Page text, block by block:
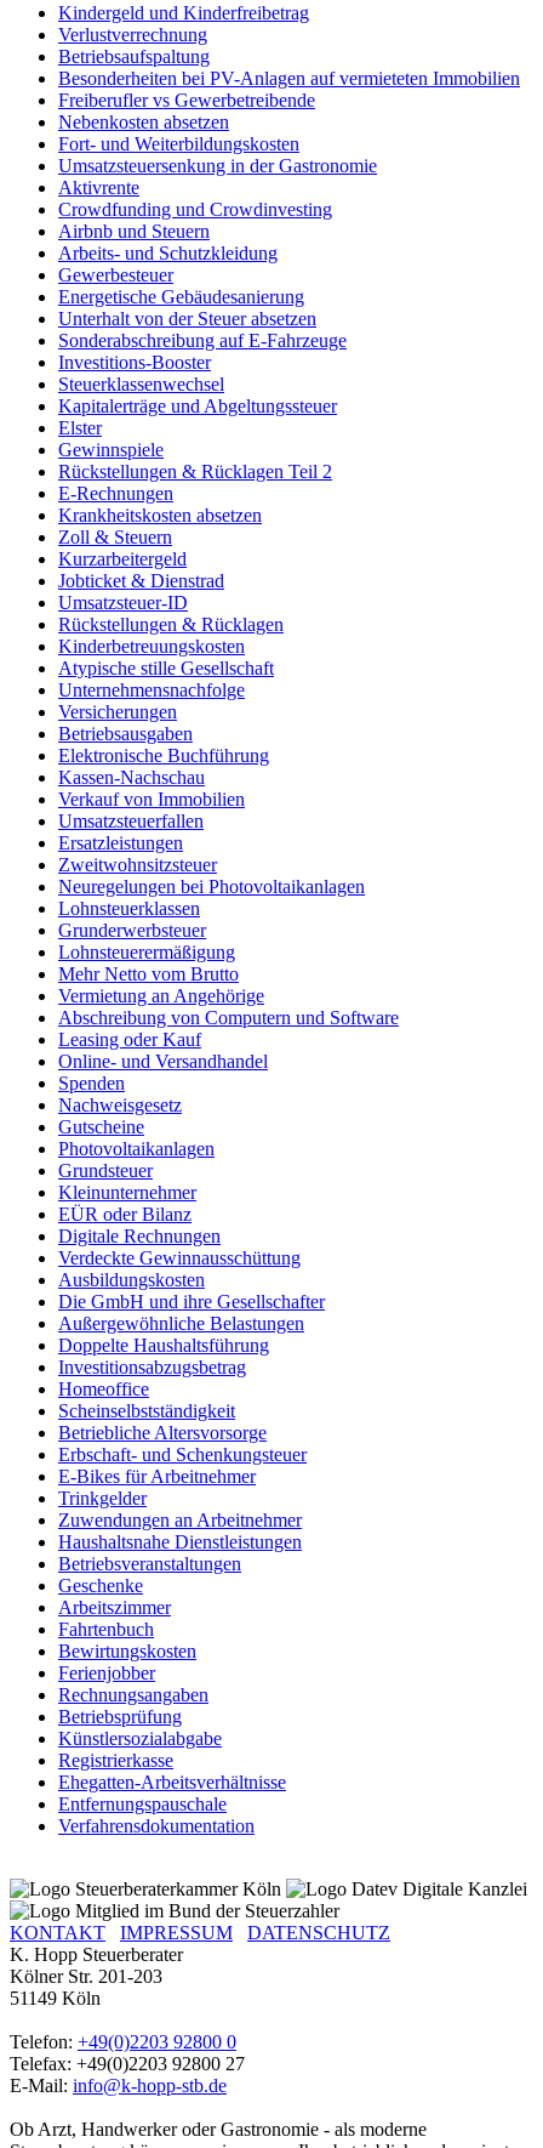
Kindergeld und Kinderfreibetrag
Verlustverrechnung
Betriebsaufspaltung
Besonderheiten bei PV-Anlagen auf vermieteten Immobilien
Freiberufler vs Gewerbetreibende
Nebenkosten absetzen
Fort- und Weiterbildungskosten
Umsatzsteuersenkung in der Gastronomie
Aktivrente
Crowdfunding und Crowdinvesting
Airbnb und Steuern
Arbeits- und Schutzkleidung
Gewerbesteuer
Energetische Gebäudesanierung
Unterhalt von der Steuer absetzen
Sonderabschreibung auf E-Fahrzeuge
Investitions-Booster
Steuerklassenwechsel
Kapitalerträge und Abgeltungssteuer
Elster
Gewinnspiele
Rückstellungen & Rücklagen Teil 2
E-Rechnungen
Krankheitskosten absetzen
Zoll & Steuern
Kurzarbeitergeld
Jobticket & Dienstrad
Umsatzsteuer-ID
Rückstellungen & Rücklagen
Kinderbetreuungskosten
Atypische stille Gesellschaft
Unternehmensnachfolge
Versicherungen
Betriebsausgaben
Elektronische Buchführung
Kassen-Nachschau
Verkauf von Immobilien
Umsatzsteuerfallen
Ersatzleistungen
Zweitwohnsitzsteuer
Neuregelungen bei Photovoltaikanlagen
Lohnsteuerklassen
Grunderwerbsteuer
Lohnsteuerermäßigung
Mehr Netto vom Brutto
Vermietung an Angehörige
Abschreibung von Computern und Software
Leasing oder Kauf
Online- und Versandhandel
Spenden
Nachweisgesetz
Gutscheine
Photovoltaikanlagen
Grundsteuer
Kleinunternehmer
EÜR oder Bilanz
Digitale Rechnungen
Verdeckte Gewinnausschüttung
Ausbildungskosten
Die GmbH und ihre Gesellschafter
Außergewöhnliche Belastungen
Doppelte Haushaltsführung
Investitionsabzugsbetrag
Homeoffice
Scheinselbstständigkeit
Betriebliche Altersvorsorge
Erbschaft- und Schenkungsteuer
E-Bikes für Arbeitnehmer
Trinkgelder
Zuwendungen an Arbeitnehmer
Haushaltsnahe Dienstleistungen
Betriebsveranstaltungen
Geschenke
Arbeitszimmer
Fahrtenbuch
Bewirtungskosten
Ferienjobber
Rechnungsangaben
Betriebsprüfung
Künstlersozialabgabe
Registrierkasse
Ehegatten-Arbeitsverhältnisse
Entfernungspauschale
Verfahrensdokumentation
KONTAKT IMPRESSUM
DATENSCHUTZ
K. Hopp Steuerberater
Kölner Str. 201-203
51149 Köln
Telefon: +49(0)2203 92800 0
Telefax: +49(0)2203 92800 27
E-Mail: info@k-hopp-stb.de
Ob Arzt, Handwerker oder Gastronomie - als moderne